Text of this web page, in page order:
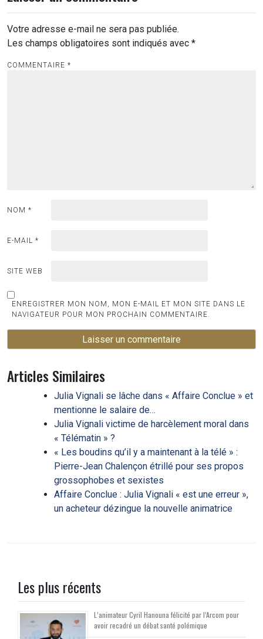
Votre adresse e-mail ne sera pas publiée.
Les champs obligatoires sont indiqués avec *
COMMENTAIRE *
NOM *
E-MAIL *
SITE WEB
ENREGISTRER MON NOM, MON E-MAIL ET MON SITE DANS LE
NAVIGATEUR POUR MON PROCHAIN COMMENTAIRE.
Articles Similaires
Julia Vignali se lâche dans « Affaire Conclue » et
mentionne le salaire de…
Julia Vignali victime de harcèlement moral dans
« Télématin » ?
« Les boudins qu’il y a maintenant à la télé » :
Pierre-Jean Chalençon étrillé pour ses propos
grossophobes et sexistes
Affaire Conclue : Julia Vignali « est une erreur »,
un acheteur dézingue la nouvelle animatrice
Les plus récents
L’animateur Cyril Hanouna félicité par l’Arcom pour
avoir recadré un débat santé polémique